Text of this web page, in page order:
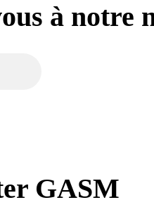
à notre
GASM